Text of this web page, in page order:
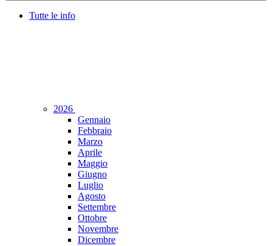
Tutte le info
2026
Gennaio
Febbraio
Marzo
Aprile
Maggio
Giugno
Luglio
Agosto
Settembre
Ottobre
Novembre
Dicembre